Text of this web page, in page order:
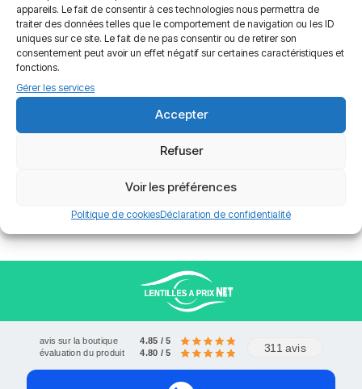
appareils. Le fait de consentir à ces technologies nous permettra de
traiter des données telles que le comportement de navigation ou les ID
uniques sur ce site. Le fait de ne pas consentir ou de retirer son
consentement peut avoir un effet négatif sur certaines caractéristiques et
fonctions.
Gérer les services
Accepter
Refuser
Voir les préférences
Politique de cookiesDéclaration de confidentialité
Avis
possibilité de laisser un avis.
Livraison offerte à partir de 120€
avis sur la boutique
4.85 / 5
évaluation du produit
4.80 / 5 311 avis